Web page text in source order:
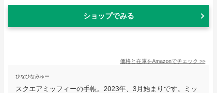
ショップでみる
価格と在庫をAmazonでチェック >>
ひなひなみゅー
スクエアミッフィーの手帳。2023年、3月始まりです。ミッ